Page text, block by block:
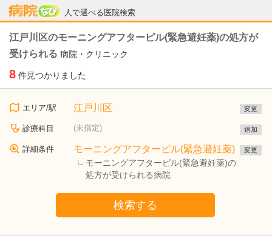
人で選べる医院検索
病院なび
江戸川区のモーニングアフターピル(緊急避妊薬)の処方が
受けられる 病院・クリニック
8 件見つかりました
エリア/駅 江戸川区 変更
診療科目 (未指定) 追加
詳細条件 モーニングアフターピル(緊急避妊薬)
モーニングアフターピル(緊急避妊薬)の
処方が受けられる病院
変更
検索する